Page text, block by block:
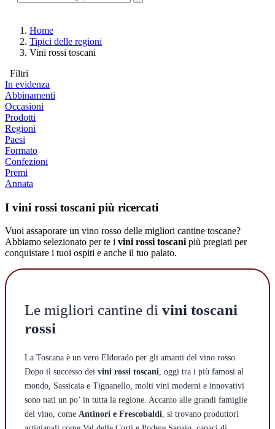
Home
Tipici delle regioni
Vini rossi toscani
Filtri
In evidenza
Abbinamenti
Occasioni
Prodotti
Regioni
Paesi
Formato
Confezioni
Premi
Annata
I vini rossi toscani più ricercati
Vuoi assaporare un vino rosso delle migliori cantine toscane?
Abbiamo selezionato per te i vini rossi toscanipiù pregiati per
conquistare i tuoi ospiti e anche il tuo palato.
Le migliori cantine di vini toscani
rossi
La Toscana è un vero Eldorado per gli amanti del vino rosso.
Dopo il successo dei vini rossi toscani , oggi tra i più famosi al
mondo, Sassicaia e Tignanello, molti vini moderni e innovativi
sono nati un po’ in tutta la regione. Accanto alle grandi famiglie
del vino, come Antinori e Frescobaldi , si trovano produttori